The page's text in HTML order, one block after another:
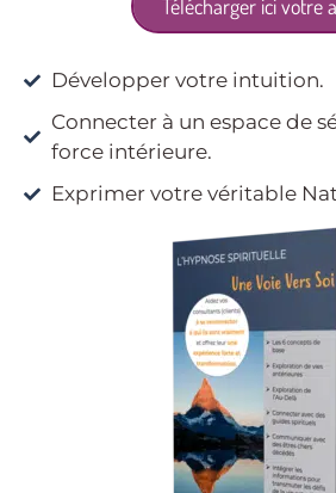
Télécharger ici votre
Développer votre intuition.
Connecter à un espace de
force intérieure.
Exprimer votre véritable